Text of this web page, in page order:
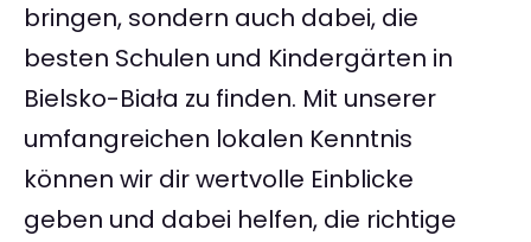
bringen, sondern auch dabei, die
besten Schulen und Kindergärten in
Bielsko-Biała zu finden. Mit unserer
umfangreichen lokalen Kenntnis
können wir dir wertvolle Einblicke
geben und dabei helfen, die richtige